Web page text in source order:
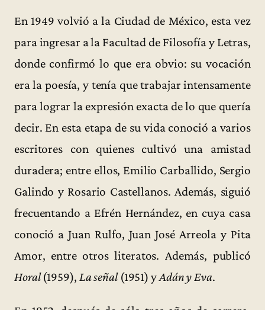
En 1949 volvió a la Ciudad de México, esta vez
para ingresar a la Facultad de Filosofía y Letras,
donde confirmó lo que era obvio: su vocación
era la poesía, y tenía que trabajar intensamente
para lograr la expresión exacta de lo que quería
decir. En esta etapa de su vida conoció a varios
escritores con quienes cultivó una amistad
duradera; entre ellos, Emilio Carballido, Sergio
Galindo y Rosario Castellanos. Además, siguió
frecuentando a Efrén Hernández, en cuya casa
conoció a Juan Rulfo, Juan José Arreola y Pita
Amor, entre otros literatos. Además, publicó
Horal(1959), La señal(1951) yAdán y Eva.